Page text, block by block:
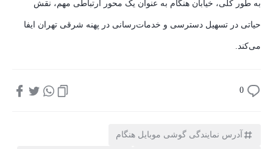
به طور کلی، خیابان هنگام به عنوان یک محور ارتباطی مهم، نقش
حیاتی در تسهیل دسترسی و خدمات‌رسانی در پهنه شرقی تهران ایفا
می‌کند.
0
آدرس نمایندگی گوشی موبایل هنگام